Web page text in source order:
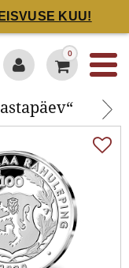
KUU!
0
100.